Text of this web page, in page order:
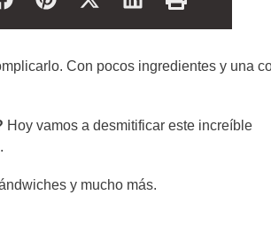
Con pocos ingredientes y una
Hoy vamos a desmitificar este increíble
y mucho más.